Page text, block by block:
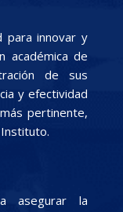
para innovar y
académica de
de sus
y efectividad
pertinente,
asegurar la